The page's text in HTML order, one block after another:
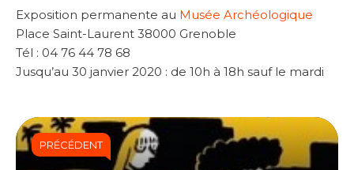
Exposition permanente au Musée Archéologique
Place Saint-Laurent 38000 Grenoble
Tél : 04 76 44 78 68
Jusqu’au 30 janvier 2020 : de 10h à 18h sauf le mardi
PRÉCÉDENT